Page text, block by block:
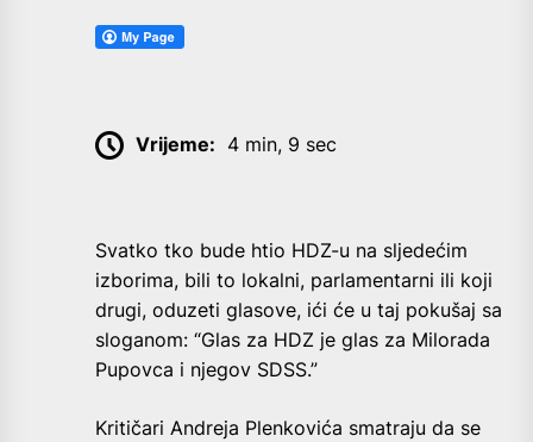
Vrijeme: 4 min, 9 sec
Svatko tko bude htio HDZ-u na sljedećim
izborima, bili to lokalni, parlamentarni ili koji
drugi, oduzeti glasove, ići će u taj pokušaj sa
sloganom: “Glas za HDZ je glas za Milorada
Pupovca i njegov SDSS.”
Kritičari Andreja Plenkovića smatraju da se